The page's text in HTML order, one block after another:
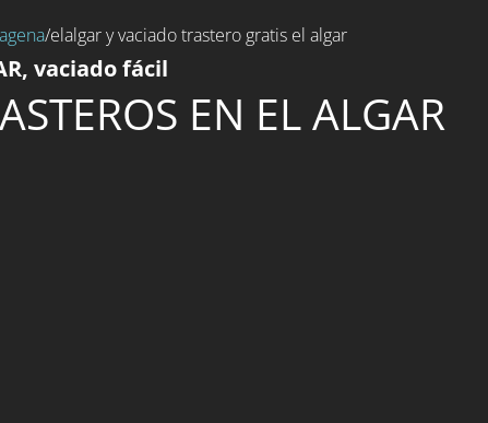
/elalgar y vaciado trastero gratis el algar
vaciado fácil
EN EL ALGAR